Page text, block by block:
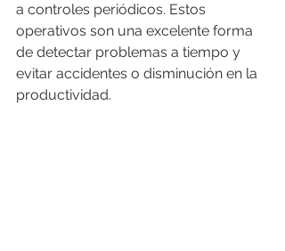
a controles periódicos. Estos
operativos son una excelente forma
de detectar problemas a tiempo y
evitar accidentes o disminución en la
productividad.